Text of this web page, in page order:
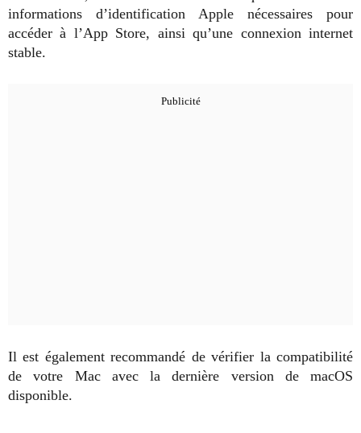
informations d’identification Apple nécessaires pour
accéder à l’App Store, ainsi qu’une connexion internet
stable.
Il est également recommandé de vérifier la compatibilité
de votre Mac avec la dernière version de macOS
disponible.